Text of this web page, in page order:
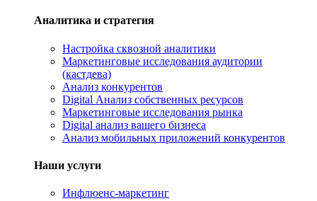
Аналитика и стратегия
Настройка сквозной аналитики
Маркетинговые исследования аудитории
(кастдева)
Анализ конкурентов
Digital Анализ собственных ресурсов
Маркетинговые исследования рынка
Digital анализ вашего бизнеса
Анализ мобильных приложений конкурентов
Наши услуги
Инфлюенс-маркетинг